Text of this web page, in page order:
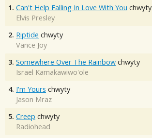
1. Can't Help Falling In Love With You chwyty
Elvis Presley
2. Riptide chwyty
Vance Joy
3. Somewhere Over The Rainbow chwyty
Israel Kamakawiwo'ole
4. I'm Yours chwyty
Jason Mraz
5. Creep chwyty
Radiohead